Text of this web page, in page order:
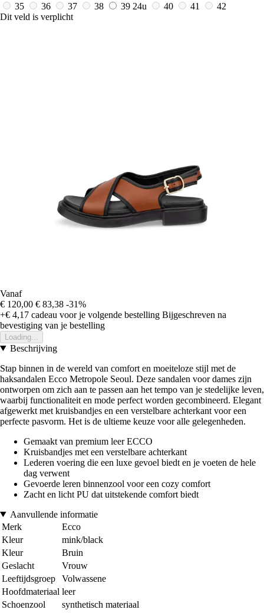
35 36 37 38 39 24u 40 41
42
Dit veld is verplicht
Vanaf
€ 120,00 € 83,38 -31%
+€ 4,17 cadeau voor je volgende bestelling Bijgeschreven na
bevestiging van je bestelling
Loading...
Beschrijving
Stap binnen in de wereld van comfort en moeiteloze stijl met de
haksandalen Ecco Metropole Seoul. Deze sandalen voor dames zijn
ontworpen om zich aan te passen aan het tempo van je stedelijke leven,
waarbij functionaliteit en mode perfect worden gecombineerd. Elegant
afgewerkt met kruisbandjes en een verstelbare achterkant voor een
perfecte pasvorm. Het is de ultieme keuze voor alle gelegenheden.
Gemaakt van premium leer ECCO
Kruisbandjes met een verstelbare achterkant
Lederen voering die een luxe gevoel biedt en je voeten de hele
dag verwent
Gevoerde leren binnenzool voor een cozy comfort
Zacht en licht PU dat uitstekende comfort biedt
Aanvullende informatie
Merk
Ecco
Kleur
mink/black
Kleur
Bruin
Geslacht
Vrouw
Leeftijdsgroep
Volwassene
Hoofdmateriaal leer
Schoenzool
synthetisch materiaal